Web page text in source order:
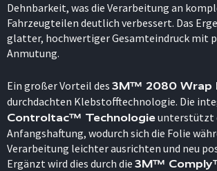
Dehnbarkeit, was die Verarbeitung an
Fahrzeugteilen deutlich verbessert. Das
glatter, hochwertiger Gesamteindruck mit
Anmutung.
Ein großer Vorteil des 3M™ 2080 Wrap
durchdachten Klebstofftechnologie. Die
Controltac™ Technologieunterstützt
Anfangshaftung, wodurch sich die Folie
Verarbeitung leichter ausrichten und neu
Ergänzt wird dies durch die 3M™